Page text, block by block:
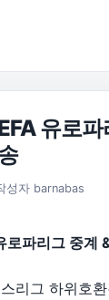
유로파
년 8월 1일
성자 barnabas
파리그 중계
리그 하위호